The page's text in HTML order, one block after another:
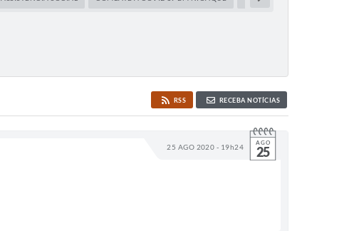
RSS RECEBA NOTÍCIAS
25 AGO 2020 - 19h24 AGO
25